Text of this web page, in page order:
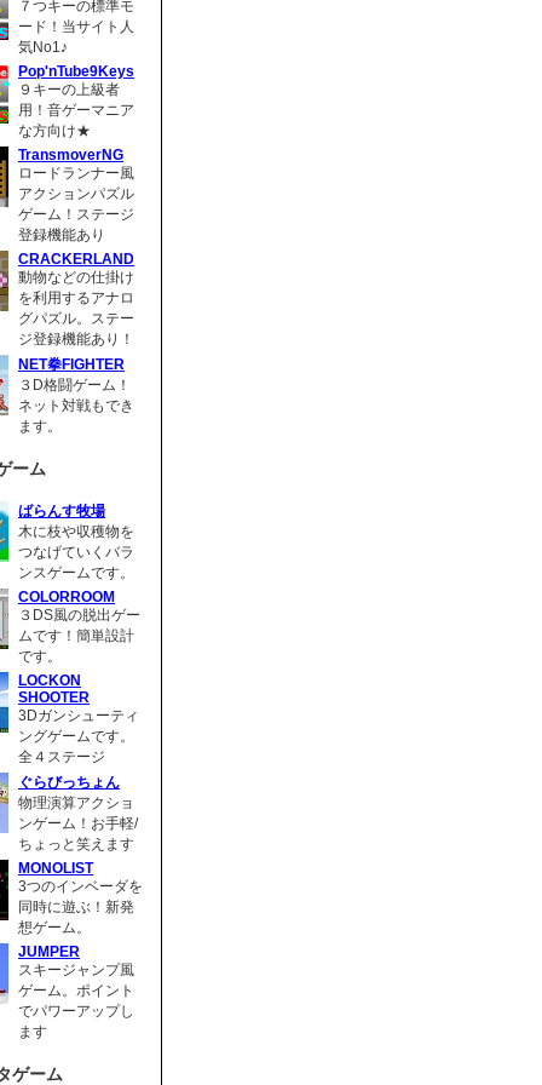
７つキーの標準モ
ード！当サイト人
気No1♪
Pop'nTube9Keys
９キーの上級者
用！音ゲーマニア
な方向け★
TransmoverNG
ロードランナー風
アクションパズル
ゲーム！ステージ
登録機能あり
CRACKERLAND
動物などの仕掛け
を利用するアナロ
グパズル。ステー
ジ登録機能あり！
NET拳FIGHTER
３D格闘ゲーム！
ネット対戦もでき
ます。
ーム
ばらんす牧場
木に枝や収穫物を
つなげていくバラ
ンスゲームです。
COLORROOM
３DS風の脱出ゲー
ムです！簡単設計
です。
LOCKON
SHOOTER
3Dガンシューティ
ングゲームです。
全４ステージ
ぐらびっちょん
物理演算アクショ
ンゲーム！お手軽/
ちょっと笑えます
MONOLIST
3つのインベーダを
同時に遊ぶ！新発
想ゲーム。
JUMPER
スキージャンプ風
ゲーム。ポイント
でパワーアップし
ます
ゲーム